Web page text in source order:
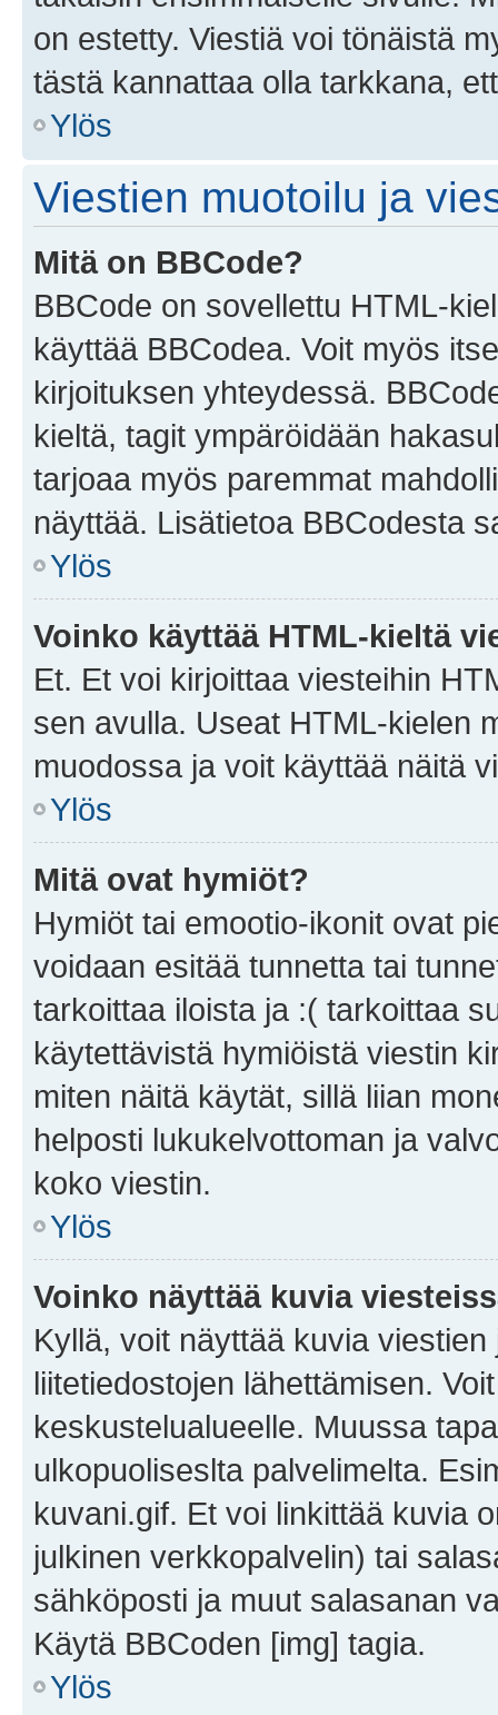
on estetty. Viestiä voi tönäistä
tästä kannattaa olla tarkkana,
Ylös
Viestien muotoilu ja
Mitä on BBCode?
BBCode on sovellettu HTML-
käyttää BBCodea. Voit myös
kirjoituksen yhteydessä.
kieltä, tagit ympäröidään
tarjoaa myös paremmat
näyttää. Lisätietoa BBCodesta
Ylös
Voinko käyttää HTML-kieltä
Et. Et voi kirjoittaa viesteihin
sen avulla. Useat HTML-kielen
muodossa ja voit käyttää näitä
Ylös
Mitä ovat hymiöt?
Hymiöt tai emootio-ikonit ovat
voidaan esitää tunnetta tai
tarkoittaa iloista ja :( tarkoittaa
käytettävistä hymiöistä viestin
miten näitä käytät, sillä liian
helposti lukukelvottoman ja
koko viestin.
Ylös
Voinko näyttää kuvia
Kyllä, voit näyttää kuvia
liitetiedostojen lähettämisen.
keskustelualueelle. Muussa
ulkopuoliseslta palvelimelta.
kuvani.gif. Et voi linkittää kuvia
julkinen verkkopalvelin) tai
sähköposti ja muut salasanan
Käytä BBCoden [img] tagia.
Ylös